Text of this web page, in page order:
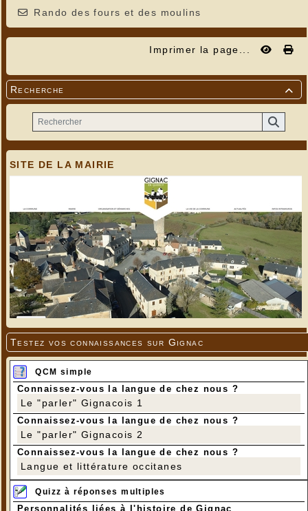
Rando des fours et des moulins
Imprimer la page...

Recherche
SITE DE LA MAIRIE
Testez vos connaissances sur Gignac
QCM simple
Connaissez-vous la langue de chez nous ?
Le "parler" Gignacois 1
Connaissez-vous la langue de chez nous ?
Le "parler" Gignacois 2
Connaissez-vous la langue de chez nous ?
Langue et littérature occitanes
Quizz à réponses multiples
Personnalités liées à l'histoire de Gignac